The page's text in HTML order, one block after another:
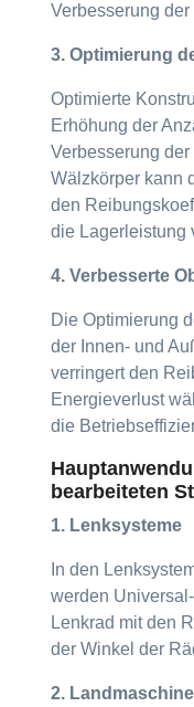
Verbesserung
3. Optimierung
Optimierte
Erhöhung der
Verbesserung
Wälzkörper kann
den
die Lagerleistung
4. Verbesserte
Die Optimierung
der Innen- und
verringert den
Energieverlust
die
bearbeiteten
1. Lenksysteme
In den
werden
Lenkrad mit den
der Winkel der
2.